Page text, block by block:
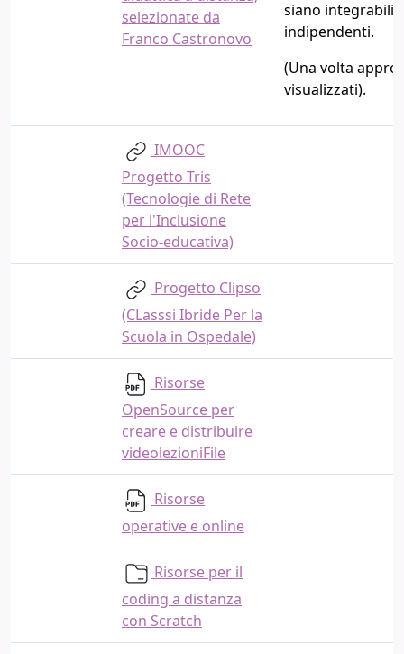
selezionate da
Franco Castronovo
siano integrabili
indipendenti.
(Una volta
visualizzati).
IMOOC
Progetto Tris
(Tecnologie di Rete
per l'Inclusione
Socio-educativa)
Progetto Clipso
(CLasssi Ibride Per la
Scuola in Ospedale)
Risorse
OpenSource per
creare e distribuire
videolezioniFile
Risorse
operative e online
Risorse per il
coding a distanza
con Scratch